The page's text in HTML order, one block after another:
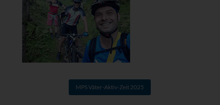
MPS Väter-Aktiv-Zeit 2025